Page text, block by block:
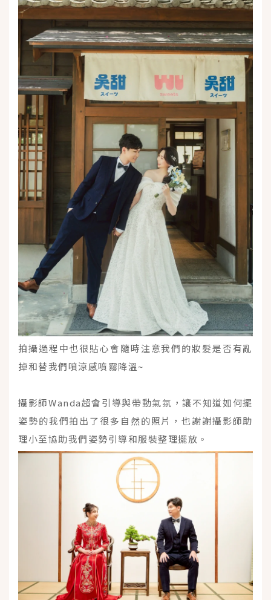
拍攝過程中也很貼心會隨時注意我們的妝髮是否有亂
掉和替我們噴涼感噴霧降溫~
攝影師Wanda超會引導與帶動氣氛，讓不知道如何擺
姿勢的我們拍出了很多自然的照片，也謝謝攝影師助
理小至協助我們姿勢引導和服裝整理擺放。